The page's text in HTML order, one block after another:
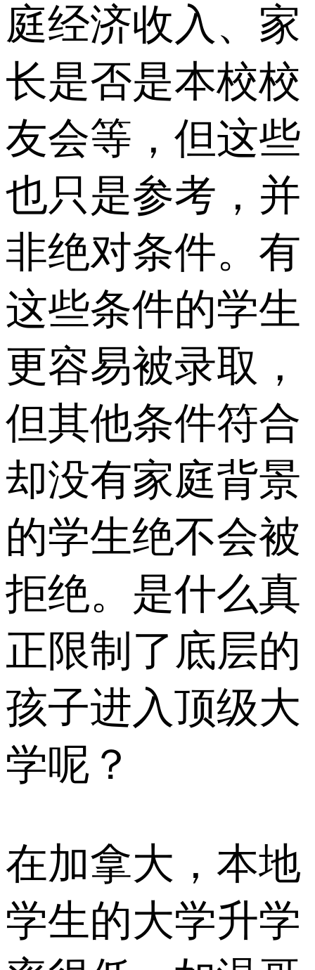
庭经济收入、家
长是否是本校校
友会等，但这些
也只是参考，并
非绝对条件。有
这些条件的学生
更容易被录取，
但其他条件符合
却没有家庭背景
的学生绝不会被
拒绝。是什么真
正限制了底层的
孩子进入顶级大
学呢？
在加拿大，本地
学生的大学升学